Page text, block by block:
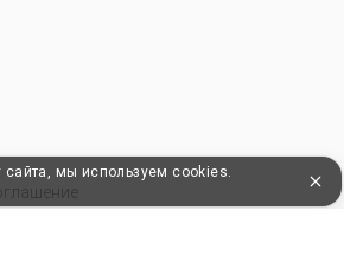
сайта, мы используем cookies.